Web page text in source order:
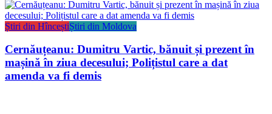
Știri din HînceștiȘtiri din Moldova
Cernăuțeanu: Dumitru Vartic, bănuit și prezent în
mașină în ziua decesului; Polițistul care a dat
amenda va fi demis